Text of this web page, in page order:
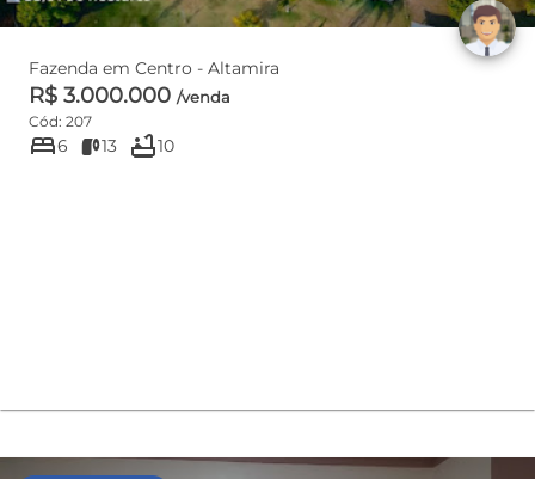
Fazenda em Centro - Altamira
R$ 3.000.000 /venda
Cód: 207
bed6 13 bathtub10